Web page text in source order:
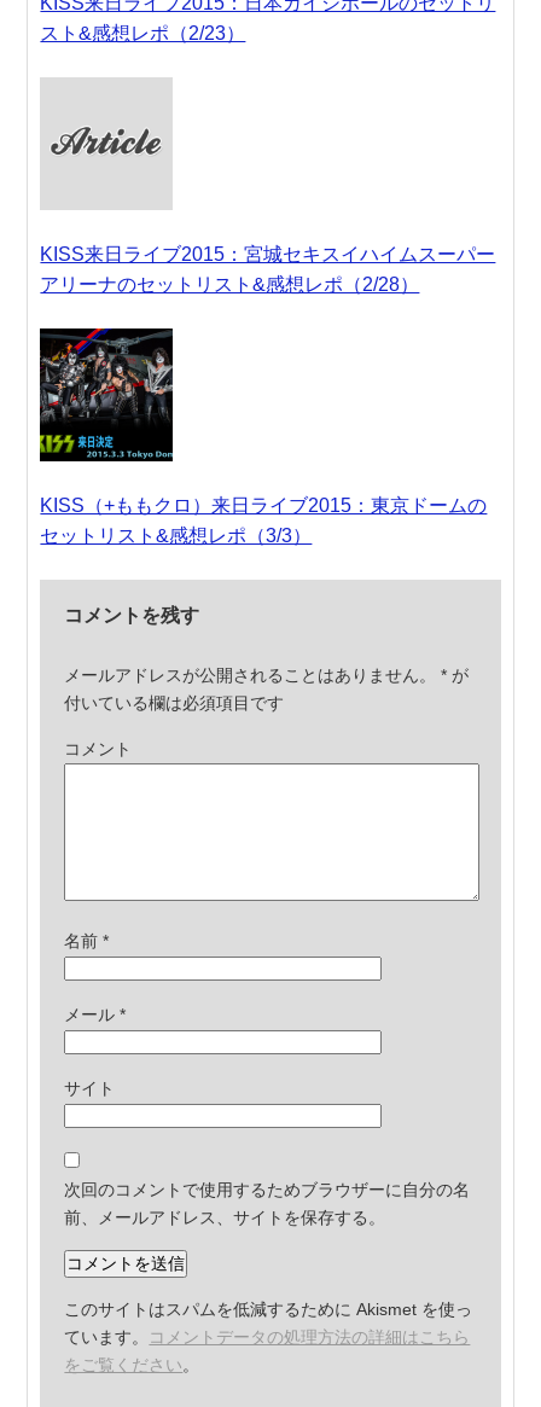
スト&感想レポ（2/23）
KISS来日ライブ2015：宮城セキスイハイムスーパー
アリーナのセットリスト&感想レポ（2/28）
KISS（+ももクロ）来日ライブ2015：東京ドームの
セットリスト&感想レポ（3/3）
コメントを残す
メールアドレスが公開されることはありません。 * が
付いている欄は必須項目です
コメント
名前*
メール*
サイト
次回のコメントで使用するためブラウザーに自分の名
前、メールアドレス、サイトを保存する。
このサイトはスパムを低減するために Akismet を使っ
ています。 コメントデータの処理方法の詳細はこちら
をご覧ください。